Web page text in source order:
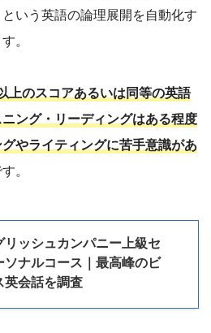
いう英語の論理展開を自動化す
。
上のスコアあるいは同等の英語
ング・リーディングはある程度
やライティングに苦手意識があ
。
リッシュカンパニー上級セ
ソナルコース｜最高峰のビ
英会話を調査